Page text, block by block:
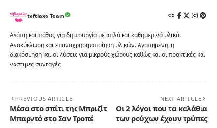
toftiaxa Team
Αγάπη και πάθος για δημιουργία με απλά και καθημερινά υλικά.
Ανακύκλωση και επαναχρησιμοποίηση υλικών. Αγαπημένη, η
διακόσμηση και οι λύσεις για μικρούς χώρους καθώς και οι πρακτικές και
νόστιμες συνταγές
PREVIOUS ARTICLE
Μέσα στο σπίτι της Μπριζίτ
Μπαρντό στο Σαν Τροπέ
NEXT ARTICLE
Οι 2 λόγοι που τα καλάθια
των ρούχων έχουν τρύπες